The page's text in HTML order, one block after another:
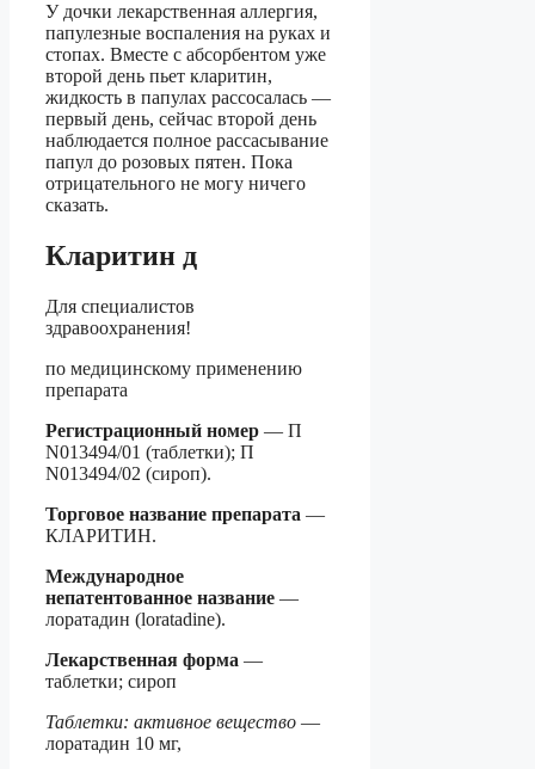
У дочки лекарственная аллергия,
папулезные воспаления на руках и
стопах. Вместе с абсорбентом уже
второй день пьет кларитин,
жидкость в папулах рассосалась —
первый день, сейчас второй день
наблюдается полное рассасывание
папул до розовых пятен. Пока
отрицательного не могу ничего
сказать.
Кларитин д
Для специалистов
здравоохранения!
по медицинскому применению
препарата
Регистрационный номер — П
N013494/01 (таблетки); П
N013494/02 (сироп).
Торговое название препарата —
КЛАРИТИН.
Международное
непатентованное название —
лоратадин (loratadine).
Лекарственная форма —
таблетки; сироп
Таблетки: активное вещество —
лоратадин 10 мг,